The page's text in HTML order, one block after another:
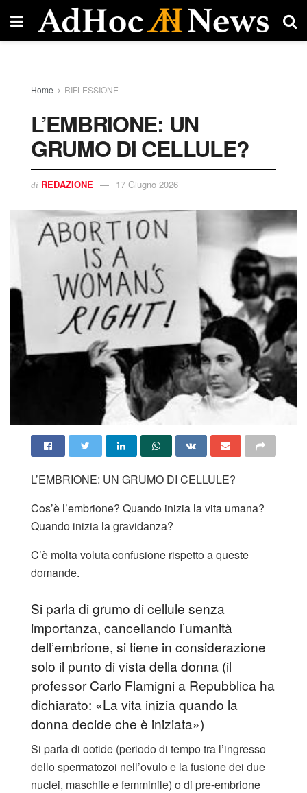
Home RIFLESSIONE
L’EMBRIONE: UN
GRUMO DI CELLULE?
di REDAZIONE 17 Giugno 2026
L’EMBRIONE: UN GRUMO DI CELLULE?
Cos’è l’embrione? Quando inizia la vita umana?
Quando inizia la gravidanza?
C’è molta voluta confusione rispetto a queste
domande.
Si parla di grumo di cellule senza
importanza, cancellando l’umanità
dell’embrione, si tiene in considerazione
solo il punto di vista della donna (il
professor Carlo Flamigni a Repubblica ha
dichiarato: «La vita inizia quando la
donna decide che è iniziata»)
Si parla di ootide (periodo di tempo tra l’ingresso
dello spermatozoi nell’ovulo e la fusione dei due
nuclei, maschile e femminile) o di pre-embrione